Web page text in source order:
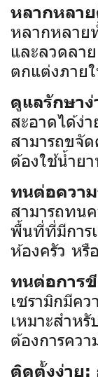
หลากหลา
หลากหลาย
และลวดลา
ตกแต่งภาย
ดูแลรักษาง่
สะอาดได้ง่
สามารถขจั
ต้องใช้น้ำย
ทนต่อควา
สามารถทน
พื้นที่ที่มีการ
ห้องครัว ห
ทนต่อการ
เซรามิกมีค
เหมาะสำห
ต้องการคว
ติดตั้งง่าย: